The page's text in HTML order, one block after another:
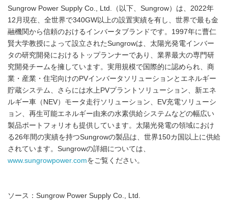
Sungrow Power Supply Co., Ltd.（以下、Sungrow）は、2022年
12月現在、全世界で340GW以上の設置実績を有し、世界で最も金
融機関から信頼のおけるインバータブランドです。1997年に曹仁
賢大学教授によって設立されたSungrowは、太陽光発電インバー
タの研究開発におけるトップランナーであり、業界最大の専門研
究開発チームを擁しています。実用規模で国際的に認められ、商
業・産業・住宅向けのPVインバータソリューションとエネルギー
貯蔵システム、さらには水上PVプラントソリューション、新エネ
ルギー車（NEV）モータ走行ソリューション、EV充電ソリューシ
ョン、再生可能エネルギー由来の水素供給システムなどの幅広い
製品ポートフォリオも提供しています。太陽光発電の領域におけ
る26年間の実績を持つSungrowの製品は、世界150カ国以上に供給
されています。Sungrowの詳細については、
www.sungrowpower.comをご覧ください。
ソース：Sungrow Power Supply Co., Ltd.